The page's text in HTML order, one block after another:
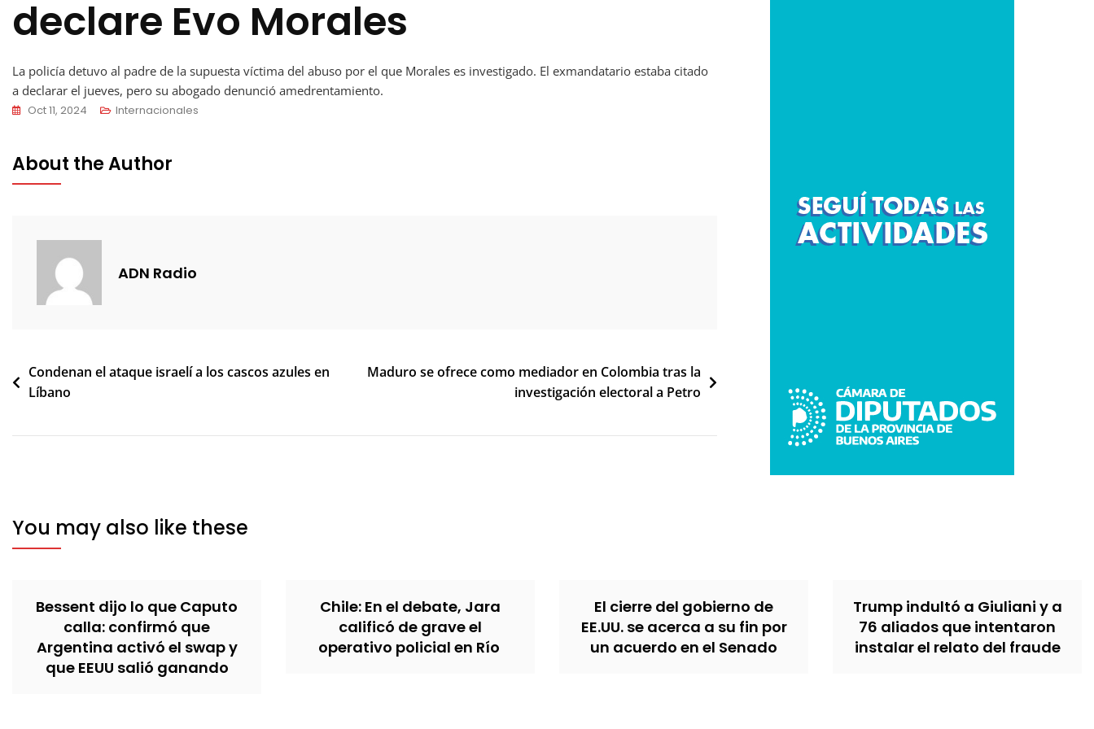
declare Evo Morales
La policía detuvo al padre de la supuesta víctima del abuso por el que Morales es investigado. El exmandatario estaba citado
a declarar el jueves, pero su abogado denunció amedrentamiento.
Oct 11, 2024 Internacionales
About the Author
ADN Radio
Navegación
de
entradas
Condenan el ataque israelí a los cascos azules en
Líbano
Maduro se ofrece como mediador en Colombia tras la
investigación electoral a Petro
You may also like these
Bessent dijo lo que Caputo
calla: confirmó que
Argentina activó el swap y
que EEUU salió ganando
Chile: En el debate, Jara
calificó de grave el
operativo policial en Río
El cierre del gobierno de
EE.UU. se acerca a su fin por
un acuerdo en el Senado
Trump indultó a Giuliani y a
76 aliados que intentaron
instalar el relato del fraude